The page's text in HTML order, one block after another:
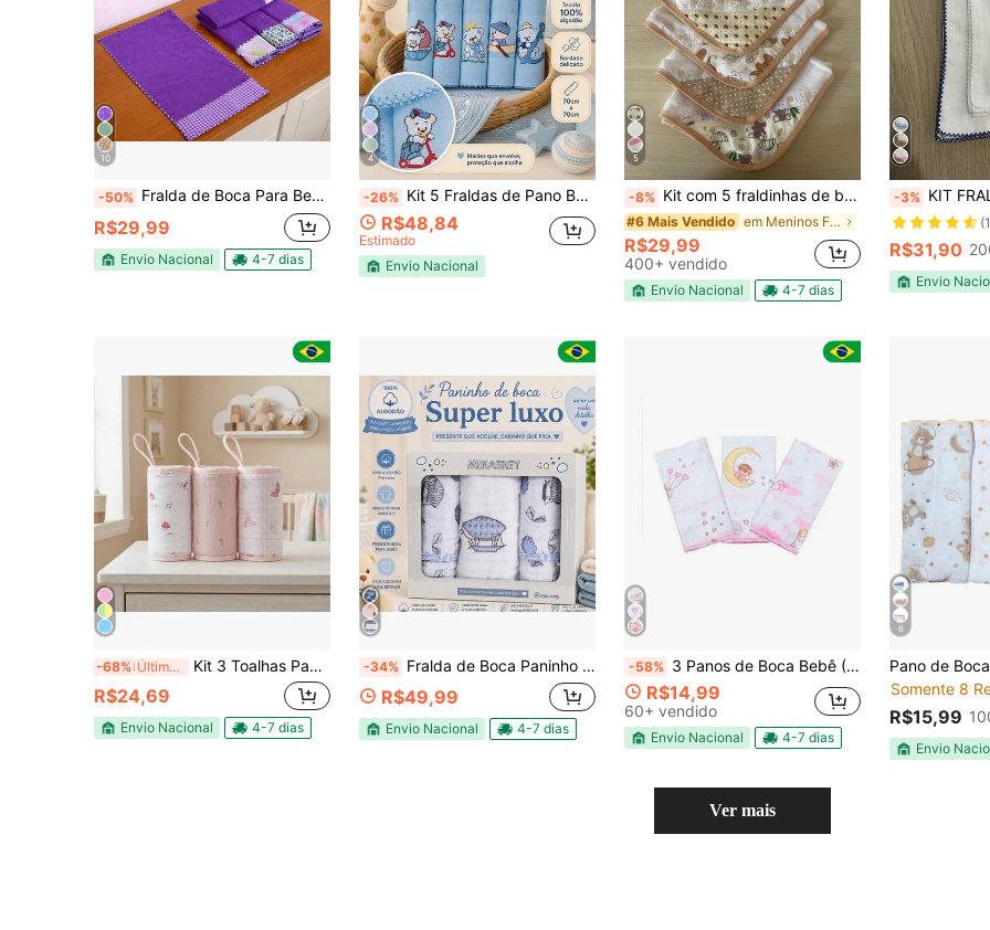
10
-50% Fralda de Boca Para Bebe Toalha Ombro Kit 5 Unidades Enxoval Menina Menino Rosa Azul
R$29,99
Envio Nacional 4-7 dias
4
-26% Kit 5 Fraldas de Pano Bordadas Grande 70x70cm Tecido Duplo 100% Algodão Enxoval Menino
R$48,84
Estimado
Envio Nacional
5
-8% Kit com 5 fraldinhas de boca 100% algodão com viéz várias estampas - para bebê
#6 Mais Vendido em Meninos Fraldas de pano para bebês
R$29,99
400+ vendido
Envio Nacional 4-7 dias
-3% KIT FRALDAS DE OMBRO PARA
R$31,90
Envio
-68% Últimos 3 dias Kit 3 Toalhas Pano de Boca Soft Premium Bebê 100% Algodão com Prendedor de Chupeta 32x32cm Enxoval Super Macio e Absorvente Papi Baby
R$24,69
Envio Nacional 4-7 dias
-34% Fralda de Boca Paninho Luxo 100% Algodão Kit com 3 Peças 20x40cm, Bordado Delicado - Ideal para Presente Bebê, Envio Imediato
R$49,99
Envio Nacional 4-7 dias
-58% 3 Panos de Boca Bebê (Babete) 100% Algodão – Menina/Menino/Unissex – Toque Suave - 32x32cm
R$14,99
60+ vendido
Envio Nacional 4-7 dias
6
Somente 8
R$15,99
Envio
Ver mais